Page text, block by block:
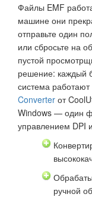
Файлы EMF
машине они
отправьте один
или сбросьте на
пустой
решение: каждый
система
Converter от
Windows — один
управлением DPI
ручной